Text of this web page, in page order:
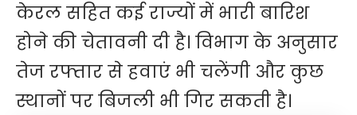
केरल सहित कई राज्यों में भारी बारिश
होने की चेतावनी दी है। विभाग के अनुसार
तेज रफ्तार से हवाएं भी चलेंगी और कुछ
स्थानों पर बिजली भी गिर सकती है।